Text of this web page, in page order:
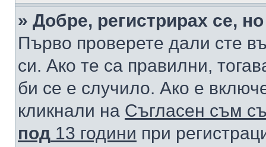
» Добре, регистрирах се,
Първо проверете дали сте
си. Ако те са правилни,
би се е случило. Ако е
кликнали на Съгласен съм
под 13 години при